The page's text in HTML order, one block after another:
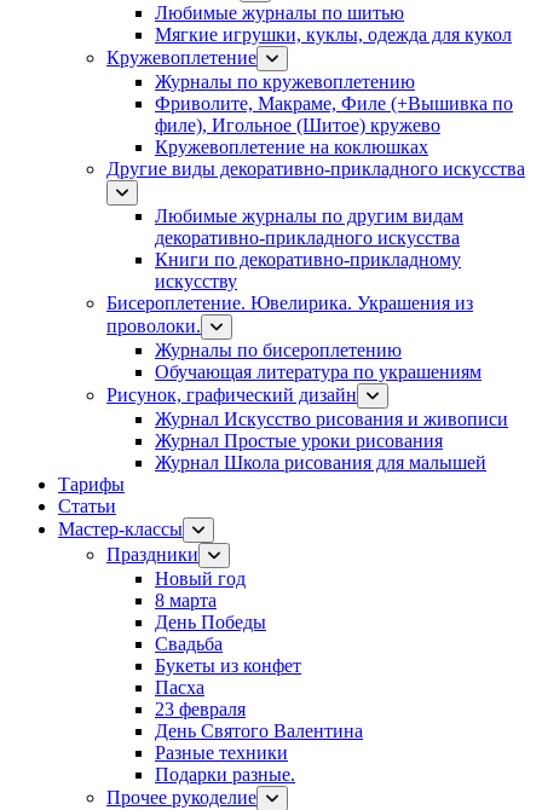
Любимые журналы по шитью
Мягкие игрушки, куклы, одежда для кукол
Кружевоплетение
Журналы по кружевоплетению
Фриволите, Макраме, Филе (+Вышивка по
филе), Игольное (Шитое) кружево
Кружевоплетение на коклюшках
Другие виды декоративно-прикладного искусства
Любимые журналы по другим видам
декоративно-прикладного искусства
Книги по декоративно-прикладному
искусству
Бисероплетение. Ювелирика. Украшения из
проволоки.
Журналы по бисероплетению
Обучающая литература по украшениям
Рисунок, графический дизайн
Журнал Искусство рисования и живописи
Журнал Простые уроки рисования
Журнал Школа рисования для малышей
Тарифы
Статьи
Мастер-классы
Праздники
Новый год
8 марта
День Победы
Свадьба
Букеты из конфет
Пасха
23 февраля
День Святого Валентина
Разные техники
Подарки разные.
Прочее рукоделие